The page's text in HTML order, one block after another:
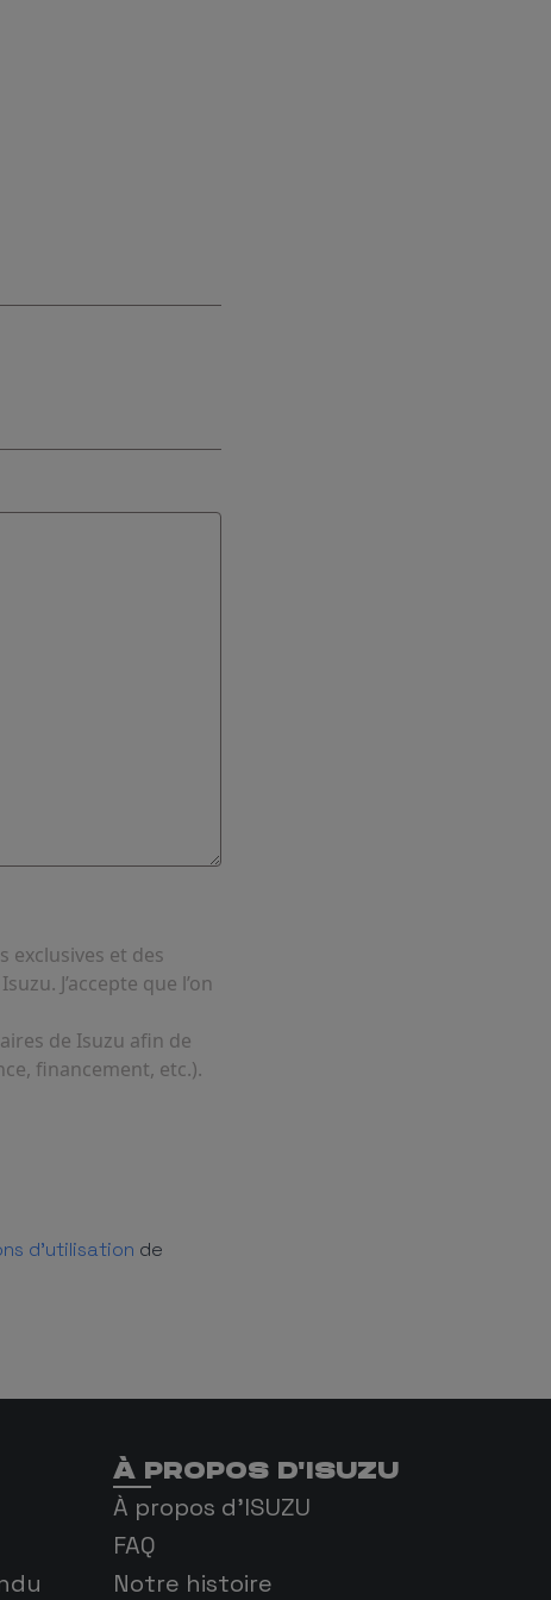
exclusives et des
J’accepte que l’on
de Isuzu afin de
financement, etc.).
d'utilisation de
À PROPOS D'ISUZU
À propos d'ISUZU
FAQ
Notre histoire